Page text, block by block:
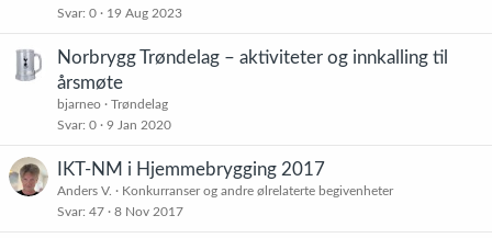
Svar 0 19 Aug 2023
Norbrygg Trøndelag – aktiviteter og innkalling til
årsmøte
bjarneo
Trøndelag
Svar 0 9 Jan 2020
IKT-NM i Hjemmebrygging 2017
Anders V.
Konkurranser og andre ølrelaterte begivenheter
Svar 47 8 Nov 2017